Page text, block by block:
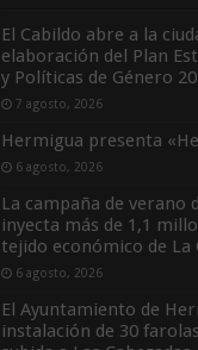
El Cabildo abre a la
elaboración del Plan
y Políticas de Género
7 agosto, 2026
Hermigua presenta
6 agosto, 2026
La campaña de verano
inyecta más de 1,1
tejido económico de La
6 agosto, 2026
El Ayuntamiento de
instalación de 30